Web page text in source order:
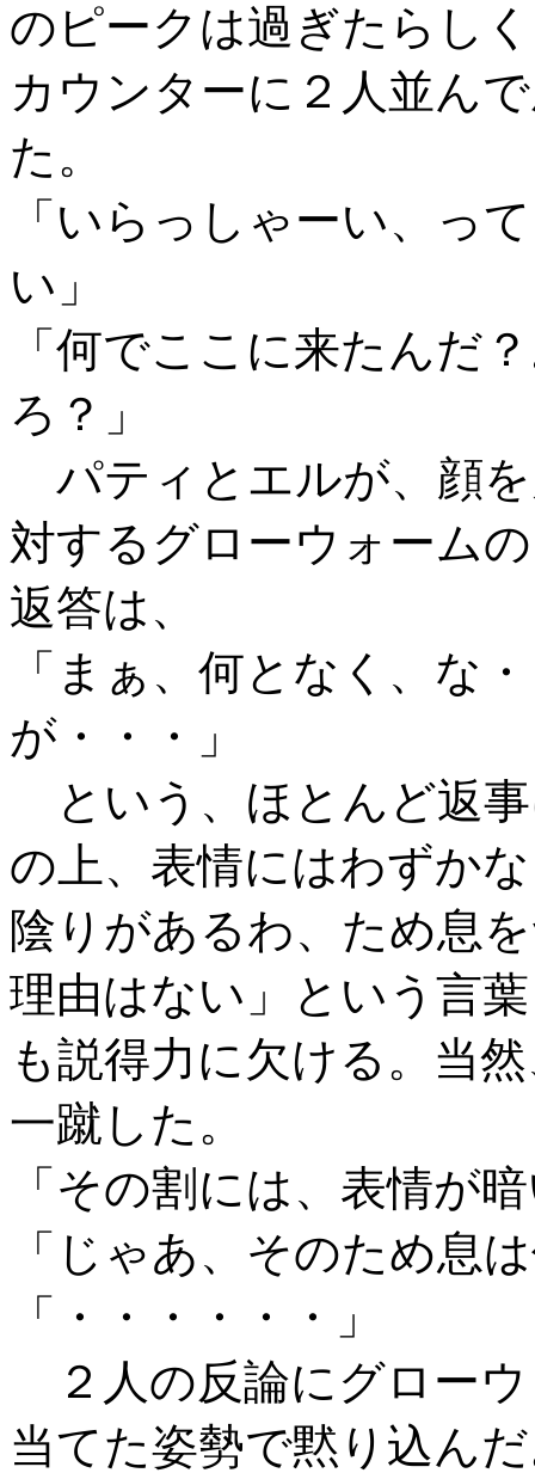
のピークは過ぎたらし
カウンターに２人並ん
た。
「いらっしゃーい、っ
い」
「何でここに来たんだ
ろ？」
パティとエルが、顔
対するグローウォームの
返答は、
「まぁ、何となく、な
が・・・」
という、ほとんど返
の上、表情にはわずかな
陰りがあるわ、ため息
理由はない」という言葉
も説得力に欠ける。当
一蹴した。
「その割には、表情が
「じゃあ、そのため息
「・・・・・・」
２人の反論にグロー
当てた姿勢で黙り込ん